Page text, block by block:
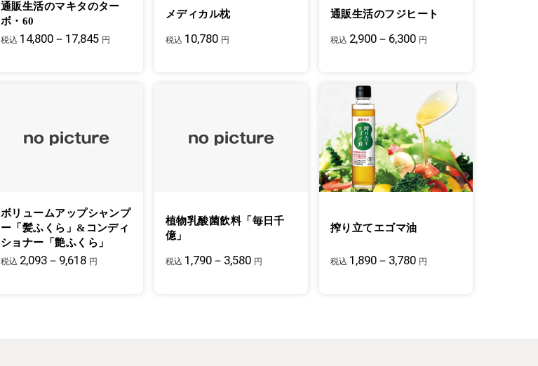
通販生活のマキタのター
ボ・60
税込 14,800－17,845 円
メディカル枕
税込 10,780 円
通販生活のフジヒート
税込 2,900－6,300 円
ボリュームアップシャンプ
ー「髪ふくら」&コンディ
ショナー「艶ふくら」
税込 2,093－9,618 円
植物乳酸菌飲料「毎日千
億」
税込 1,790－3,580 円
搾り立てエゴマ油
税込 1,890－3,780 円